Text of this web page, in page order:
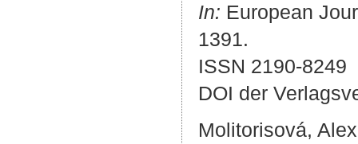
In: European
1391.
ISSN 2190-8249
DOI der
Molitorisová,